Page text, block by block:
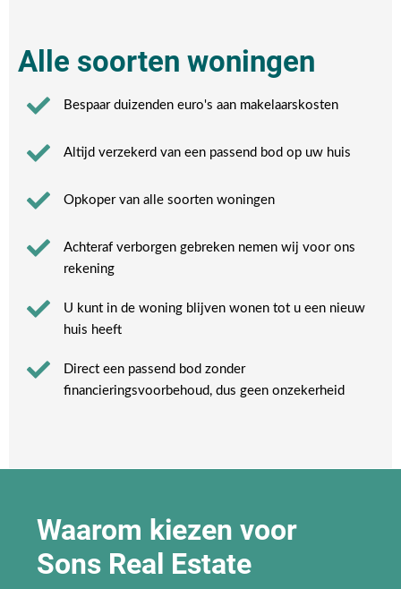
Alle soorten woningen
Bespaar duizenden euro's aan makelaarskosten
Altijd verzekerd van een passend bod op uw huis
Opkoper van alle soorten woningen
Achteraf verborgen gebreken nemen wij voor ons
rekening​
U kunt in de woning blijven wonen tot u een nieuw
huis heeft​
Direct een passend bod zonder
financieringsvoorbehoud, dus geen onzekerheid​
Waarom kiezen voor
Sons Real Estate